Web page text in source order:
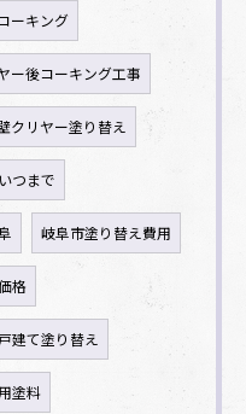
ーキング
ー後コーキング工事
クリヤー塗り替え
つまで
岐阜市塗り替え費用
格
建て塗り替え
塗料